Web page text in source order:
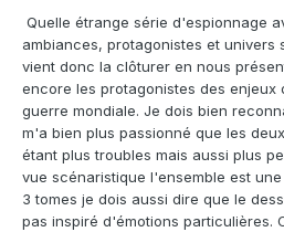
Quelle étrange série d'espionnage
ambiances, protagonistes et univers
vient donc la clôturer en nous
encore les protagonistes des enjeux
guerre mondiale. Je dois bien
m'a bien plus passionné que les
étant plus troubles mais aussi plus
vue scénaristique l'ensemble est
3 tomes je dois aussi dire que le
pas inspiré d'émotions particulières.